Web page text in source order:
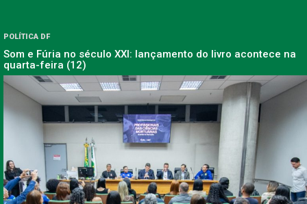
POLÍTICA DF
Som e Fúria no século XXI: lançamento do livro acontece na
quarta-feira (12)